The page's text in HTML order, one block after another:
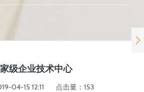

级企业技术中心
04-15 12:11 点击量：153